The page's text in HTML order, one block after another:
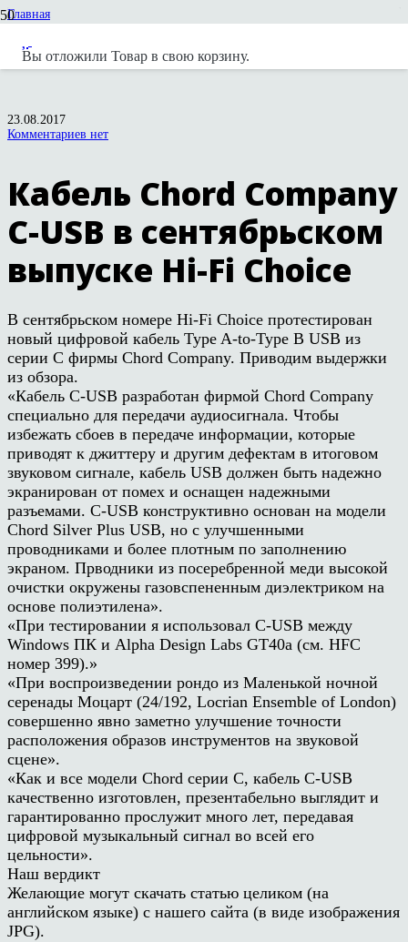
Вы отложили Товар в свою корзину.
Главная
Публикации в прессе
Кабель Chord Company C-USB в сентябрьском выпуске Hi-Fi Choice
23.08.2017
Комментариев нет
Кабель Chord Company
C-USB в сентябрьском
выпуске Hi-Fi Choice
В сентябрьском номере Hi-Fi Choice протестирован
новый цифровой кабель Type A-to-Type B USB из
серии С фирмы Chord Company. Приводим выдержки
из обзора.
«Кабель С-USB разработан фирмой Chord Company
специально для передачи аудиосигнала. Чтобы
избежать сбоев в передаче информации, которые
приводят к джиттеру и другим дефектам в итоговом
звуковом сигнале, кабель USB должен быть надежно
экранирован от помех и оснащен надежными
разъемами. С-USB конструктивно основан на модели
Chord Silver Plus USB, но с улучшенными
проводниками и более плотным по заполнению
экраном. Прводники из посеребренной меди высокой
очистки окружены газовспененным диэлектриком на
основе полиэтилена».
«При тестировании я использовал C-USB между
Windows ПК и Alpha Design Labs GT40a (см. HFC
номер 399).»
«При воспроизведении рондо из Маленькой ночной
серенады Моцарт (24/192, Locrian Ensemble of London)
совершенно явно заметно улучшение точности
расположения образов инструментов на звуковой
сцене».
«Как и все модели Chord серии С, кабель C-USB
качественно изготовлен, презентабельно выглядит и
гарантированно прослужит много лет, передавая
цифровой музыкальный сигнал во всей его
цельности».
Наш вердикт
Желающие могут скачать статью целиком (на
английском языке) с нашего сайта (в виде изображения
JPG).